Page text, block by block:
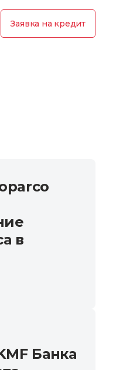
Заявка на кредит
в
Банка